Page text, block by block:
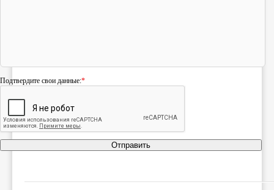
Подтвердите свои данные:*
Отправить